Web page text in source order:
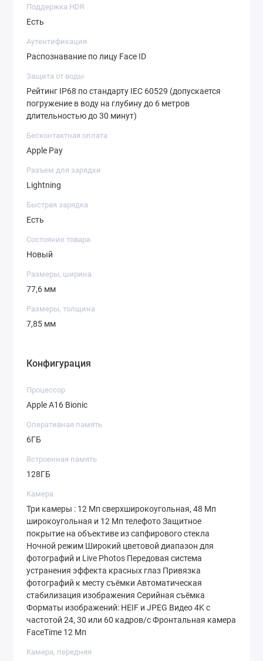
Поддержка HDR
Есть
Аутентификация
Распознавание по лицу Face ID
Защита от воды
Рейтинг IP68 по стандарту IEC 60529 (допускается
погружение в воду на глубину до 6 метров
длительностью до 30 минут)
Бесконтактная оплата
Apple Pay
Разъем для зарядки
Lightning
Быстрая зарядка
Есть
Состояние товара
Новый
Размеры, ширина
77,6 мм
Размеры, толщина
7,85 мм
Конфигурация
Процессор
Apple A16 Bionic
Оперативная память
6ГБ
Встроенная память
128ГБ
Камера
Три камеры : 12 Мп сверхширокоугольная, 48 Мп
широкоугольная и 12 Мп телефото Защитное
покрытие на объективе из сапфирового стекла
Ночной режим Широкий цветовой диапазон для
фотографий и Live Photos Передовая система
устранения эффекта красных глаз Привязка
фотографий к месту съёмки Автоматическая
стабилизация изображения Серийная съёмка
Форматы изображений: HEIF и JPEG Видео 4K с
частотой 24, 30 или 60 кадров / с Фронтальная камера
FaceTime 12 Мп
Камера, передняя